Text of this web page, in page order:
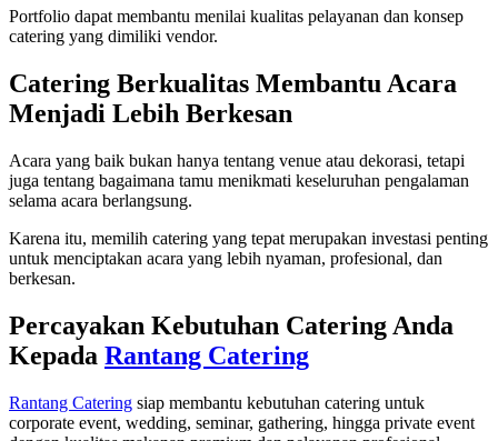
Portfolio dapat membantu menilai kualitas pelayanan dan konsep
catering yang dimiliki vendor.
Catering Berkualitas Membantu Acara
Menjadi Lebih Berkesan
Acara yang baik bukan hanya tentang venue atau dekorasi, tetapi
juga tentang bagaimana tamu menikmati keseluruhan pengalaman
selama acara berlangsung.
Karena itu, memilih catering yang tepat merupakan investasi penting
untuk menciptakan acara yang lebih nyaman, profesional, dan
berkesan.
Percayakan Kebutuhan Catering Anda
Kepada Rantang Catering
Rantang Catering siap membantu kebutuhan catering untuk
corporate event, wedding, seminar, gathering, hingga private event